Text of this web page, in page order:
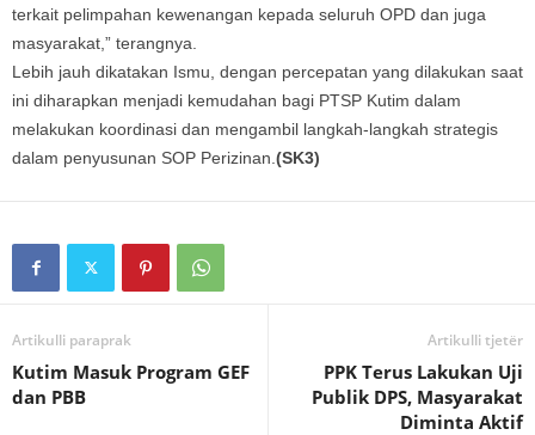
terkait pelimpahan kewenangan kepada seluruh OPD dan juga
masyarakat,” terangnya.
Lebih jauh dikatakan Ismu, dengan percepatan yang dilakukan saat
ini diharapkan menjadi kemudahan bagi PTSP Kutim dalam
melakukan koordinasi dan mengambil langkah-langkah strategis
dalam penyusunan SOP Perizinan. (SK3)
Artikulli paraprak
Kutim Masuk Program GEF
dan PBB
Artikulli tjetër
PPK Terus Lakukan Uji
Publik DPS, Masyarakat
Diminta Aktif